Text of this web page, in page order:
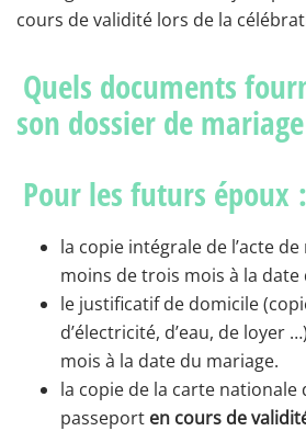
cours de validité lors de la
Quels documents
son dossier de
Pour les futurs époux :
la copie intégrale de l’acte
moins de trois mois à la date
le justificatif de domicile
d’électricité, d’eau, de loyer
mois à la date du mariage.
la copie de la carte nationale
passeport en cours de